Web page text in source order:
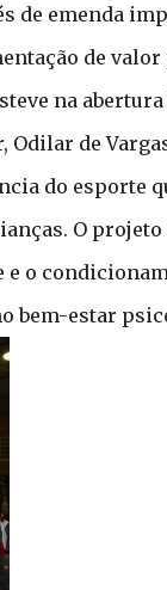
de emenda
de
na
Odilar de
do esporte
O
o
bem-estar